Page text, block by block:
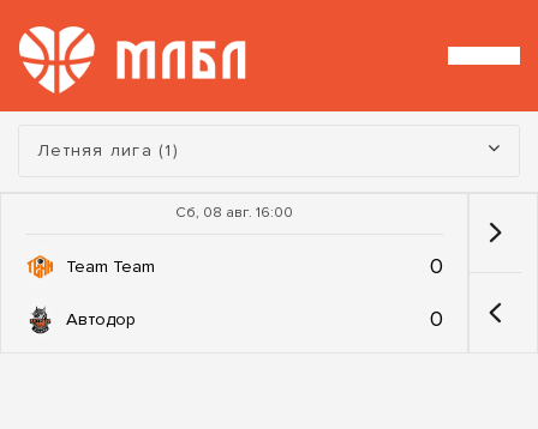
Турнир:
Летняя лига (1)
Сб, 08 авг. 16:00
Team Team 0
Автодор 0